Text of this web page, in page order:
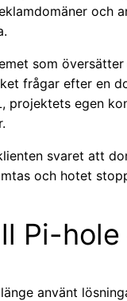
och
som
frågar efter en
projektets egen
svaret att
och hotet
Pi-
använt